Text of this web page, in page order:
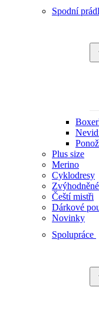
Spodní
Plus size
Merino
Cyklodresy
Čeští mistři
Dárkové
Novinky
Spolupráce